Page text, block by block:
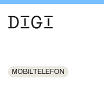
MOBILTELEFON